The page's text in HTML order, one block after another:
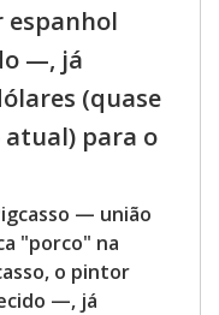
espanhol
—, já
(quase
atual) para o
— união
"porco" na
o pintor
—, já